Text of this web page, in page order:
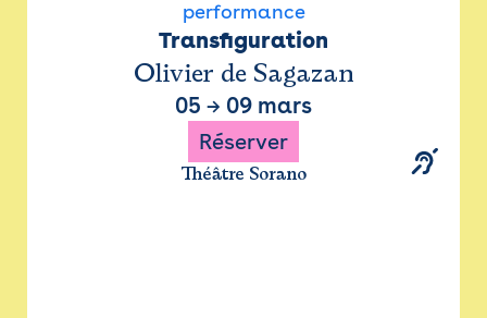
performance
Transfiguration
Olivier de Sagazan
05 → 09 mars
Réserver
Théâtre Sorano